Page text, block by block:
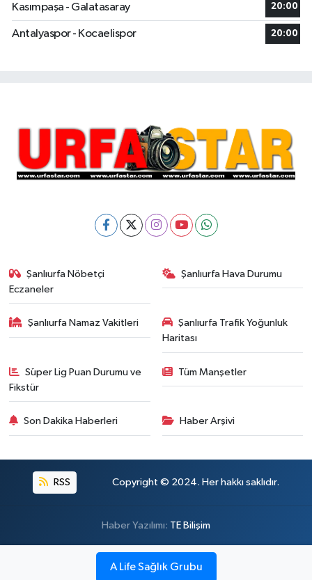
Kasımpaşa - Galatasaray 20:00
Antalyaspor - Kocaelispor 20:00
Şanlıurfa Nöbetçi
Eczaneler
Şanlıurfa Hava Durumu
Şanlıurfa Namaz Vakitleri
Şanlıurfa Trafik Yoğunluk
Haritası
Süper Lig Puan Durumu ve
Fikstür
Tüm Manşetler
Son Dakika Haberleri Haber Arşivi
RSS Copyright © 2024. Her hakkı saklıdır.
Haber Yazılımı: TE Bilişim
A Life Sağlık Grubu